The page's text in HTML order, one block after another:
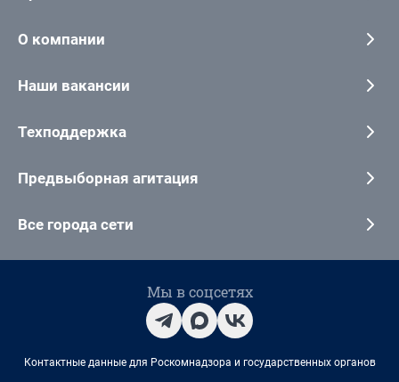
О компании
Наши вакансии
Техподдержка
Предвыборная агитация
Все города сети
Мы в соцсетях
Контактные данные для Роскомнадзора и государственных органов